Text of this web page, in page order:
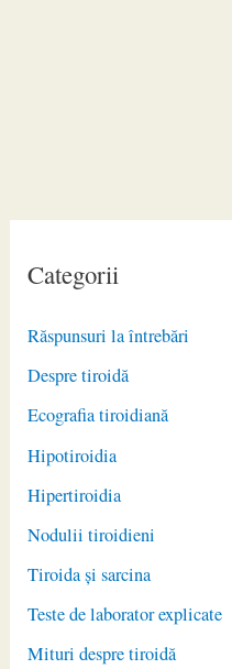
Categorii
Răspunsuri la întrebări
Despre tiroidă
Ecografia tiroidiană
Hipotiroidia
Hipertiroidia
Nodulii tiroidieni
Tiroida și sarcina
Teste de laborator explicate
Mituri despre tiroidă